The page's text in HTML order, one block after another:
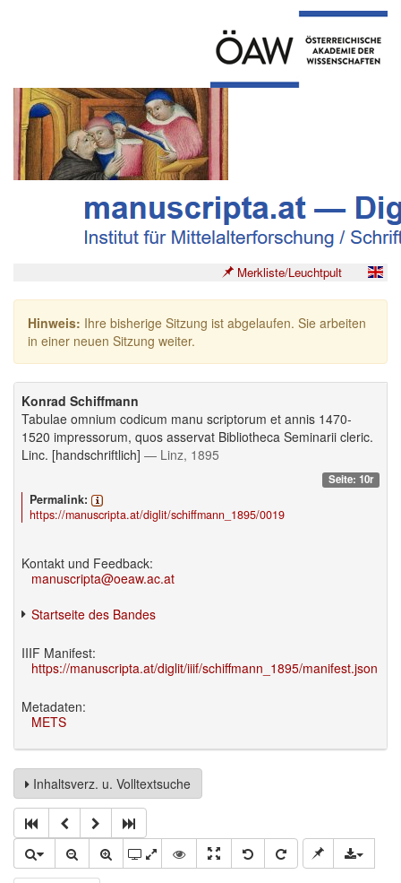
Merkliste/Leuchtpult
Hinweis: Ihre bisherige Sitzung ist abgelaufen. Sie arbeiten
in einer neuen Sitzung weiter.
Konrad Schiffmann
Tabulae omnium codicum manu scriptorum et annis 1470-
1520 impressorum, quos asservat Bibliotheca Seminarii cleric.
Linc. [handschriftlich] — Linz, 1895
Seite: 10r
Permalink:
https://manuscripta.at/diglit/schiffmann_1895/0019
Kontakt und Feedback:
manuscripta@oeaw.ac.at
Startseite des Bandes
IIIF Manifest:
https://manuscripta.at/diglit/iiif/schiffmann_1895/manifest.json
Metadaten:
METS
Inhaltsverz. u. Volltextsuche